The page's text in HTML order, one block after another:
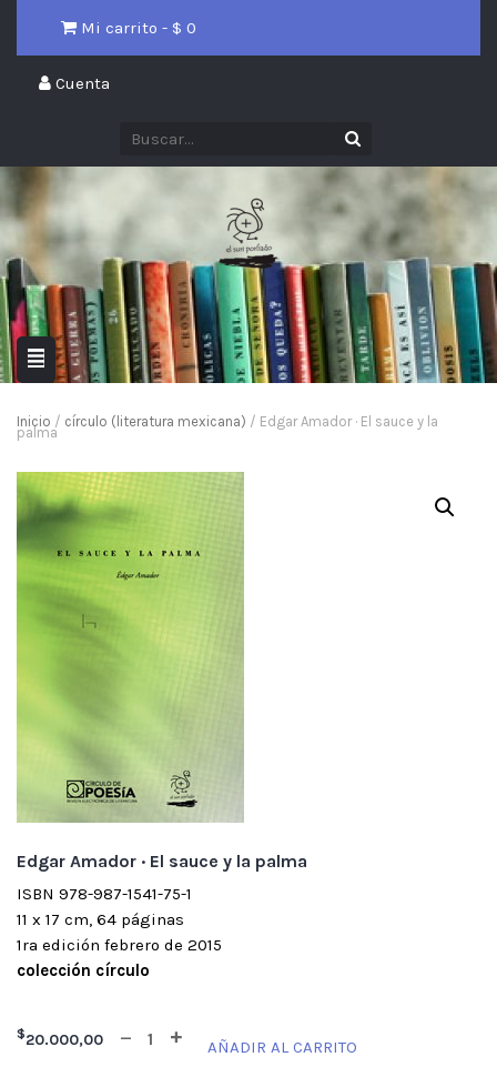
Mi carrito - $ 0
Cuenta
Inicio / círculo (literatura mexicana) / Edgar Amador · El sauce y la
palma
Edgar Amador · El sauce y la palma
ISBN 978-987-1541-75-1
11 x 17 cm, 64 páginas
1ra edición febrero de 2015
colección círculo
$20.000,00 AÑADIR AL CARRITO